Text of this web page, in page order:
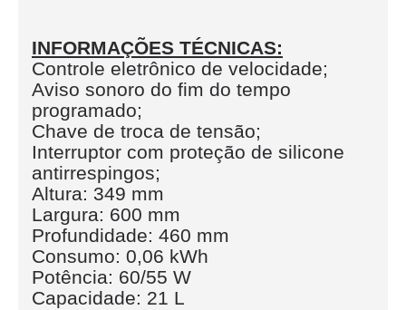
INFORMAÇÕES TÉCNICAS:
Controle eletrônico de velocidade;
Aviso sonoro do fim do tempo
programado;
Chave de troca de tensão;
Interruptor com proteção de silicone
antirrespingos;
Altura: 349 mm
Largura: 600 mm
Profundidade: 460 mm
Consumo: 0,06 kWh
Potência: 60/55 W
Capacidade: 21 L